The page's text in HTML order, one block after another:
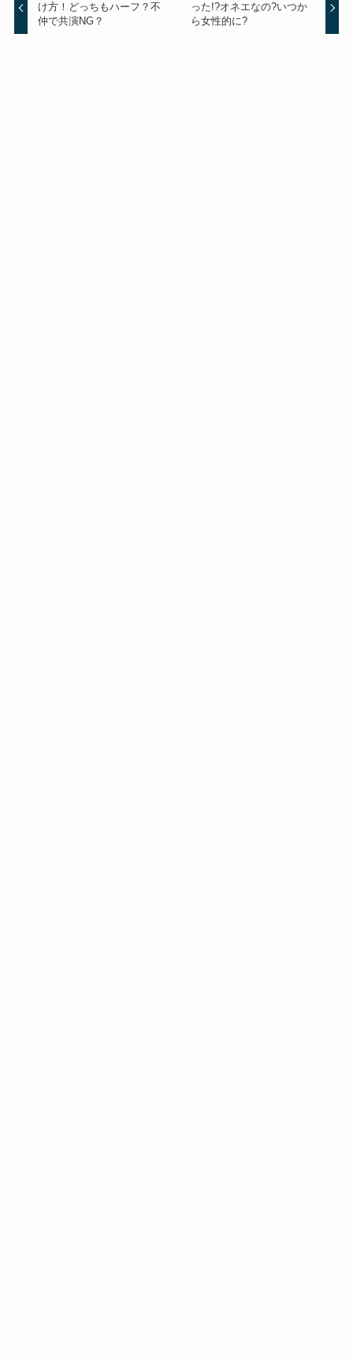
け方！どっちもハーフ？不
仲で共演NG？
った!?オネエなの?いつか
ら女性的に?